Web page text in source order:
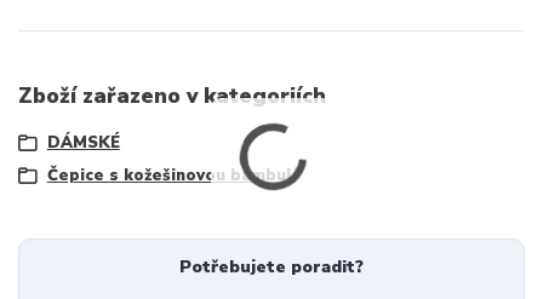
Zboží zařazeno v kategoriích
DÁMSKÉ
Čepice s kožešinovou bambulí
Potřebujete poradit?